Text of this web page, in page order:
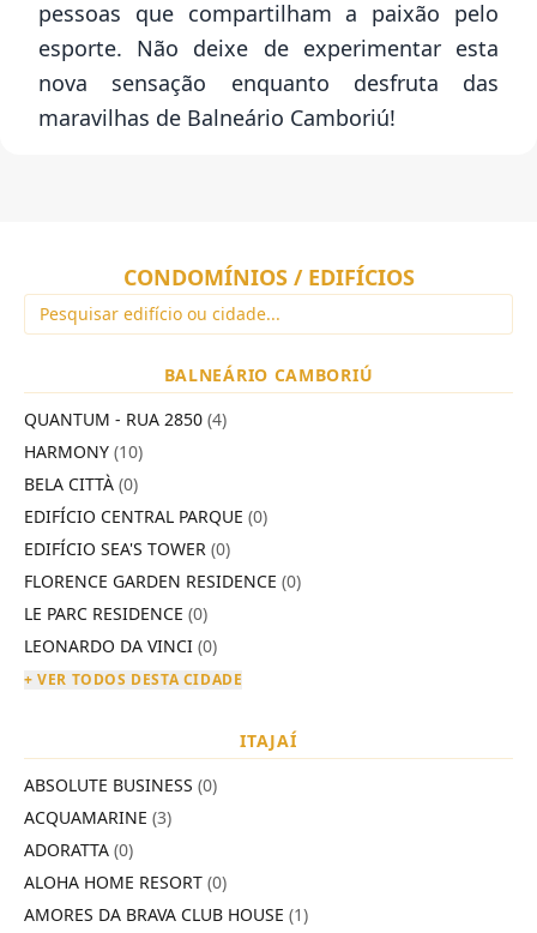
pessoas que compartilham a paixão pelo
esporte. Não deixe de experimentar esta
nova sensação enquanto desfruta das
maravilhas de Balneário Camboriú!
CONDOMÍNIOS / EDIFÍCIOS
BALNEÁRIO CAMBORIÚ
QUANTUM - RUA 2850 (4)
HARMONY (10)
BELA CITTÀ (0)
EDIFÍCIO CENTRAL PARQUE (0)
EDIFÍCIO SEA'S TOWER (0)
FLORENCE GARDEN RESIDENCE (0)
LE PARC RESIDENCE (0)
LEONARDO DA VINCI (0)
+ VER TODOS DESTA CIDADE
ITAJAÍ
ABSOLUTE BUSINESS (0)
ACQUAMARINE (3)
ADORATTA (0)
ALOHA HOME RESORT (0)
AMORES DA BRAVA CLUB HOUSE (1)